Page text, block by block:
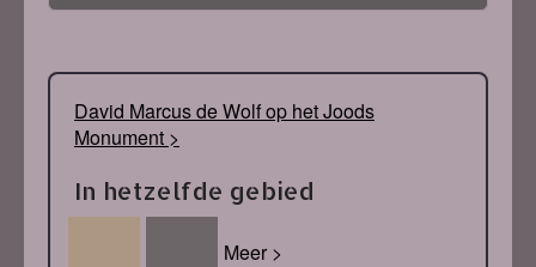
David Marcus de Wolf op het Joods
Monument >
In hetzelfde gebied
Meer >